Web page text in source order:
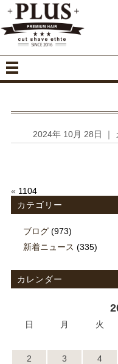
2024年 10月 28日 ｜
« 1104
カテゴリー
ブログ(973)
新着ニュース (335)
カレンダー
日 月 火
2
3 4